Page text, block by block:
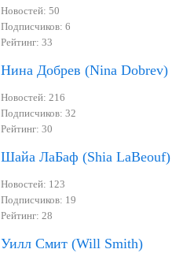
Новостей: 50
Подписчиков: 6
Рейтинг: 33
Нина Добрев (Nina Dobrev)
Новостей: 216
Подписчиков: 32
Рейтинг: 30
Шайа ЛаБаф (Shia LaBeouf)
Новостей: 123
Подписчиков: 19
Рейтинг: 28
Уилл Смит (Will Smith)